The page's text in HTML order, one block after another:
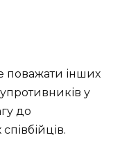
поважати інших
у
до